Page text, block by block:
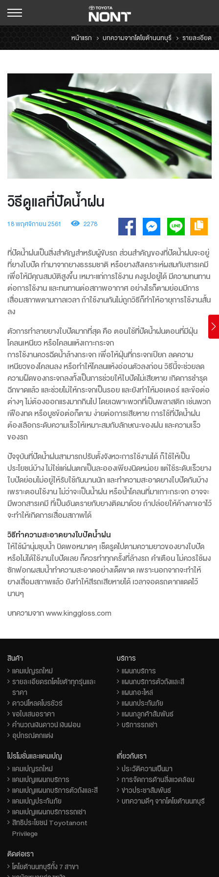
หน้าแรก บทความจากโตโยต้านนทบุรี รายละเอียด
วิธีดูแลที่ปัดน้ำฝน
18 พฤศจิกายน 2561 2278
ที่ปัดน้ำฝนเป็นสิ่งสำคัญสำหรับผู้ขับรถ ส่วนสำคัญของที่ปัดน้ำฝนจะอยู่
ที่ยางใบปัด ทำมาจากยางธรรมชาติ หรือยางสังเคราะห์ผสมกับสารเคมี
เพื่อให้มีคุณสมบัติสูงขึ้น เหมาะแก่การใช้งาน คงรูปอยู่ได้ มีความทนทาน
ต่อการใช้งาน และทนทานต่อสภาพอากาศ อย่างไรก็ตามย่อมมีการ
เสื่อมสภาพตามกาลเวลา ถ้าใช้งานกันไม่ถูกวิธีก็ทำให้อายุการใช้งานสั้น
ลง
ตัวการทำลายยางใบปัดมากที่สุด คือ ตอนใช้ที่ปัดน้ำฝนตอนที่มีฝุ่น
โคลนเหนียว หรือโคลนแห้งเกาะกระจก
การใช้งานควรฉีดน้ำล้างกระจก เพื่อให้ฝุ่นที่กระจกเปียก ลดความ
เหนียวของโคลนลง หรือทำให้โคลนแห้งอ่อนตัวลงก่อน วิธีนี้จะช่วยลด
ความฝืดของกระจกลงทั้งเป็นการช่วยให้ใบปัดไม่เสียหาย เกิดการชำรุด
ฉีกขาดแล้ว และช่วยไม่ให้กระจกเป็นรอย และยังทำให้มอเตอร์ และข้อต่อ
ต่างๆ ไม่ต้องออกแรงมากกินไป โดยเฉพาะพวกที่เป็นพลาสติก เช่นพวก
เฟืองทด หรือบูชข้อต่อก็ตาม ง่ายต่อการเสียหาย การใช้ที่ปัดน้ำฝน
ต้องเลือกระดับความเร็วให้เหมาะสมกับลักษณะของฝน และความเร็ว
ของรถ
ปัจจุบันที่ปัดน้ำฝนสามารถปรับตั้งจังหวะการใช้งานได้ ก็ใช้ให้เป็น
ประโยชน์บ้าง ไม่ใช่แค่ฝนตกเป็นละอองเพียงนิดหน่อย แต่ใช้ระดับเร็วยาง
ใบปัดย่อมไม่อยู่ให้รับใช้กันนานนัก และทำความสะอาดยางใบปัดกันบ้าง
เพราะตอนใช้งาน ไม่ว่าจะเป็นน้ำฝน หรือน้ำโคลนที่มาเกาะกระจก อาจจะ
มีพวกสารเคมี ที่เป็นอันตรายกับยางติดมาด้วย ถ้าปล่อยให้ค้างคาเอาไว้
จะทำให้เกิดการเสื่อมสภาพได้
วิธีทำความสะอาดยางใบปัดน้ำฝน
ให้ใช้ผ้านุ่มชุบน้ำ บิดพอหมาดๆ เช็ดรูดไปตามความยาวของยางใบปัด
หรือไม่ได้ใช้งานใบปัดเลย ก็ควรทำทุกครั้งที่ล้างรถ คำเตือน ไม่ควรใช้ผง
ซักฟอกผสมน้ำทำความสะอาดอย่างเด็ดขาด เพราะนอกจากจะทำให้
ยางเสื่อมสภาพแล้ว ยังทำให้สีรถเสียหายได้ เวลาจอดรถตากแดดไว้
นานๆ
บทความจาก www.kinggloss.com
สินค้า
แคมเปญรถใหม่
รายละเอียดรถโตโยต้าทุกรุ่นและ
ราคา
ดาวน์โหลดโบรชัวร์
ขอใบเสนอราคา
คำนวณเงินดาวน์ เงินผ่อน
อุปกรณ์ตกแต่ง
บริการ
แผนกบริการ
แผนกบริการตัวถังและสี
แผนกอะไหล่
แผนกประกันภัย
แผนกลูกค้าสัมพันธ์
บริการรถเช่า
โปรโมชั่นและแคมเปญ
แคมเปญรถใหม่
แคมเปญแผนกบริการ
แคมเปญแผนกบริการตัวถังและสี
แคมเปญประกันภัย
แคมเปญแผนกบริการรถเช่า
สิทธิประโยชน์ Toyotanont
Privilege
เกี่ยวกับเรา
ประวัติความเป็นมา
การจัดการด้านสิ่งแวดล้อม
ข่าวประชาสัมพันธ์
บทความดีๆ จากโตโยต้านนทบุรี
ติดต่อเรา
โตโยต้านนทบุรีทั้ง 7 สาขา